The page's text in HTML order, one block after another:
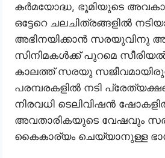
കർമയോദ്ധ, ഭൂമിയുടെ
ഒട്ടേറെ ചലചിത്രങ്ങളിൽ
അഭിനയിക്കാൻ സരയുവിനു
സിനിമകൾക്ക് പുറമെ
കാലത്ത് സരയു
പരമ്പരകളിൽ നടി
നിരവധി ടെലിവിഷൻ
അവതാരികയുടെ വേഷവും
കൈകാര്യം ചെയ്യാനുള്ള